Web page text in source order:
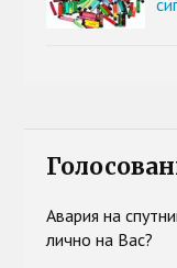
Авария на
лично на Вас?